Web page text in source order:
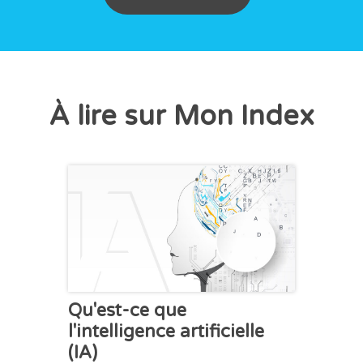
À lire sur Mon Index
Qu'est-ce que
l'intelligence artificielle
(IA)